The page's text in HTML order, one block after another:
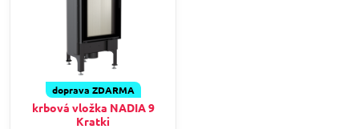
doprava ZDARMA
krbová vložka NADIA 9
Kratki